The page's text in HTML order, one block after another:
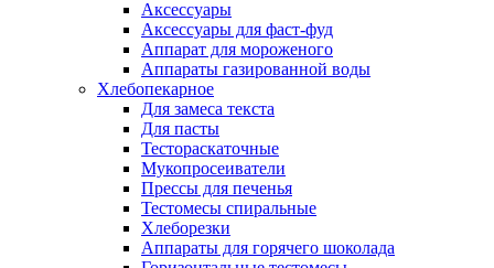
Аксессуары
Аксессуары для фаст-фуд
Аппарат для мороженого
Аппараты газированной воды
Хлебопекарное
Для замеса текста
Для пасты
Тестораскаточные
Мукопросеиватели
Прессы для печенья
Тестомесы спиральные
Хлеборезки
Аппараты для горячего шоколада